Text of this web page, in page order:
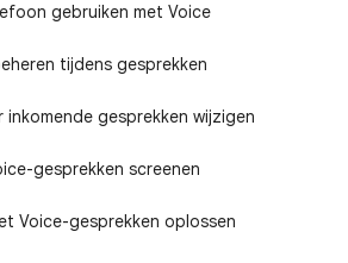
gebruiken met Voice
tijdens gesprekken
inkomende gesprekken wijzigen
gesprekken screenen
Voice-gesprekken oplossen